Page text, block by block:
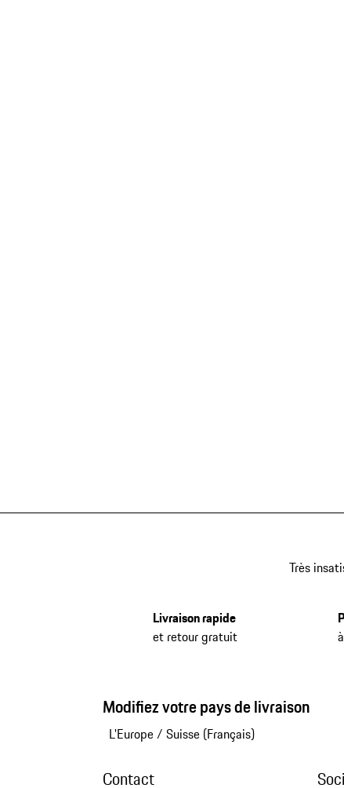
Très
Livraison rapide
et retour gratuit
Modifiez votre pays de livraison
L'Europe/ Suisse (Français)
Contact